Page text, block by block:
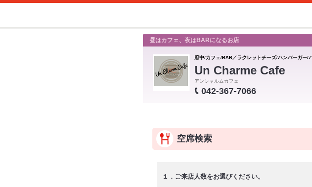
昼はカフェ、夜はBARになるお店
府中/カフェ/BAR／ラクレットチーズ/ハンバーガー/
Un Charme Cafe
アンシャルムカフェ
042-367-7066
空席検索
１．ご来店人数をお選びください。